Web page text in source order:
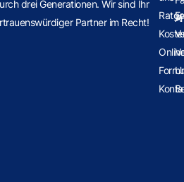
drei Generationen. Wir sind Ihr
Partner im Recht!